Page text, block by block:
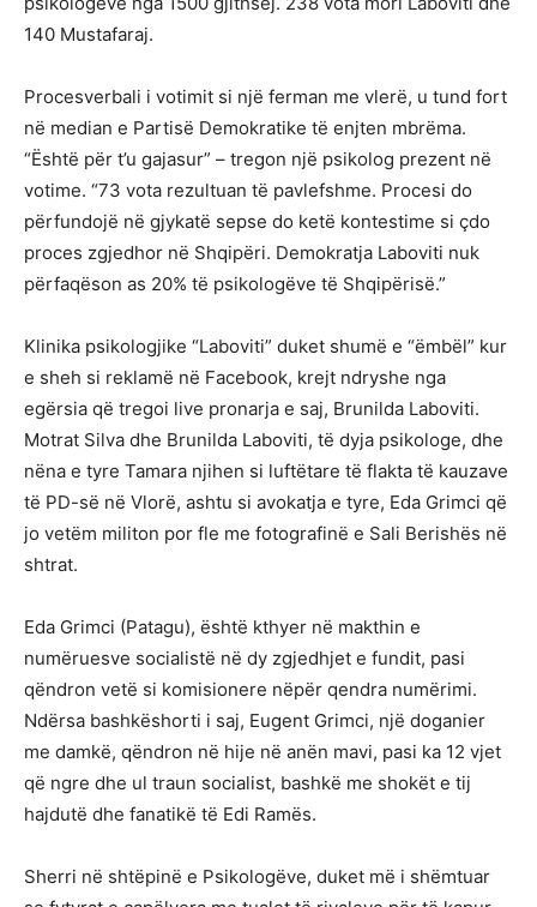
140 Mustafaraj.
Procesverbali i votimit si një ferman me vlerë, u tund fort
në median e Partisë Demokratike të enjten mbrëma.
“Është për t’u gajasur” – tregon një psikolog prezent në
votime. “73 vota rezultuan të pavlefshme. Procesi do
përfundojë në gjykatë sepse do ketë kontestime si çdo
proces zgjedhor në Shqipëri. Demokratja Laboviti nuk
përfaqëson as 20% të psikologëve të Shqipërisë.”
Klinika psikologjike “Laboviti” duket shumë e “ëmbël” kur
e sheh si reklamë në Facebook, krejt ndryshe nga
egërsia që tregoi live pronarja e saj, Brunilda Laboviti.
Motrat Silva dhe Brunilda Laboviti, të dyja psikologe, dhe
nëna e tyre Tamara njihen si luftëtare të flakta të kauzave
të PD-së në Vlorë, ashtu si avokatja e tyre, Eda Grimci që
jo vetëm militon por fle me fotografinë e Sali Berishës në
shtrat.
Eda Grimci (Patagu), është kthyer në makthin e
numëruesve socialistë në dy zgjedhjet e fundit, pasi
qëndron vetë si komisionere nëpër qendra numërimi.
Ndërsa bashkëshorti i saj, Eugent Grimci, një doganier
me damkë, qëndron në hije në anën mavi, pasi ka 12 vjet
që ngre dhe ul traun socialist, bashkë me shokët e tij
hajdutë dhe fanatikë të Edi Ramës.
Sherri në shtëpinë e Psikologëve, duket më i shëmtuar